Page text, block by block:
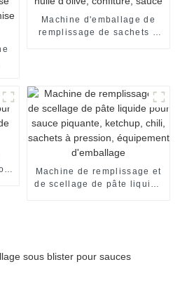
Machine d'emballage de
remplissage de sachets à
Machine de remplissage et
de scellage de pâte liquide